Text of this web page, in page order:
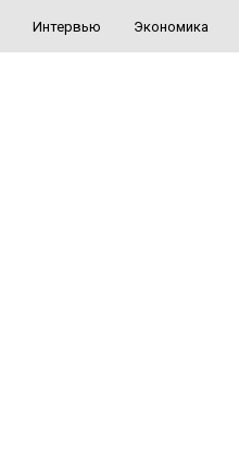
Интервью Экономика